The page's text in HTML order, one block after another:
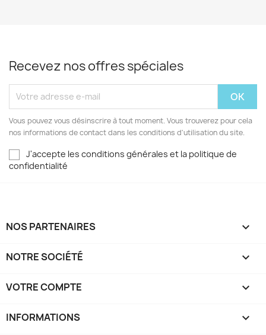
Recevez nos offres spéciales
Vous pouvez vous désinscrire à tout moment. Vous trouverez pour cela
nos informations de contact dans les conditions d'utilisation du site.
J'accepte les conditions générales et la politique de
confidentialité
NOS PARTENAIRES 
NOTRE SOCIÉTÉ 
VOTRE COMPTE 
INFORMATIONS keyboard_arrow_down